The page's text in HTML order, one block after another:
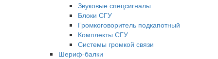
Звуковые спецсигналы
Блоки СГУ
Громкоговоритель подкапотный
Комплекты СГУ
Системы громкой связи
Шериф-балки